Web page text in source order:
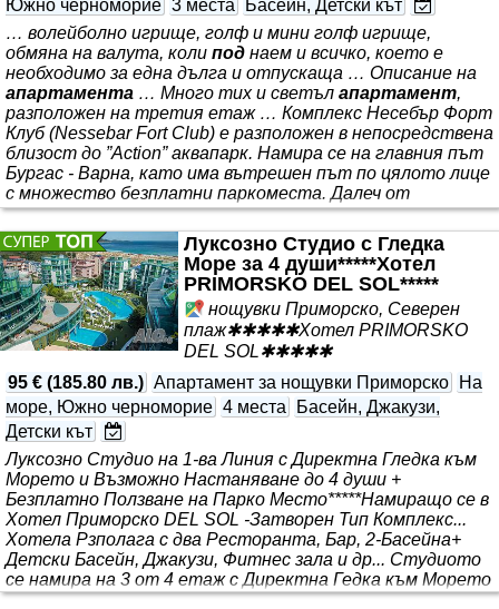
Южно черноморие 3 места
Басейн, Детски кът
… волейболно игрище, голф и мини голф игрище,
обмяна на валута, коли под наем и всичко, което е
необходимо за една дълга и отпускаща … Описание на
апартамента … Много тих и светъл апартамент,
разположен на третия етаж … Комплекс Несебър Форт
Клуб (Nessebar Fort Club) e разположен в непосредствена
близост до ”Action” аквапарк. Намира се на главния път
Бургас - Варна, като има вътрешен път по цялото лице
с множество безплатни паркоместа. Далеч от
задръстванията на курорта, на 10 минути пеша от
пясъчните плажове и встрани от шумния център.
Комплексът е изграден от множество ниски сгради и
лежи на площ от 47
Луксозно Студио с Гледка
Море за 4 души*****Хотел
PRIMORSKO DEL SOL*****
нощувки Приморско, Северен
плаж✱✱✱✱✱Хотел PRIMORSKO
DEL SOL✱✱✱✱✱
95 € (185.80 лв.) Апартамент за нощувки Приморско
На
море, Южно черноморие 4 места
Басейн, Джакузи,
Детски кът
Луксозно Студио на 1-ва Линия с Директна Гледка към
Морето и Възможно Настаняване до 4 души +
Безплатно Ползване на Парко Место*****Намиращо се в
Хотел Приморско DEL SOL -Затворен Тип Комплекс...
Хотела Рзполага с два Ресторанта, Бар, 2-Басейна+
Детски Басейн, Джакузи, Фитнес зала и др... Студиото
се намира на 3 oт 4 етаж с Директна Гедка към Морето
на 100 метра от Морето; Състоящ се от напълно